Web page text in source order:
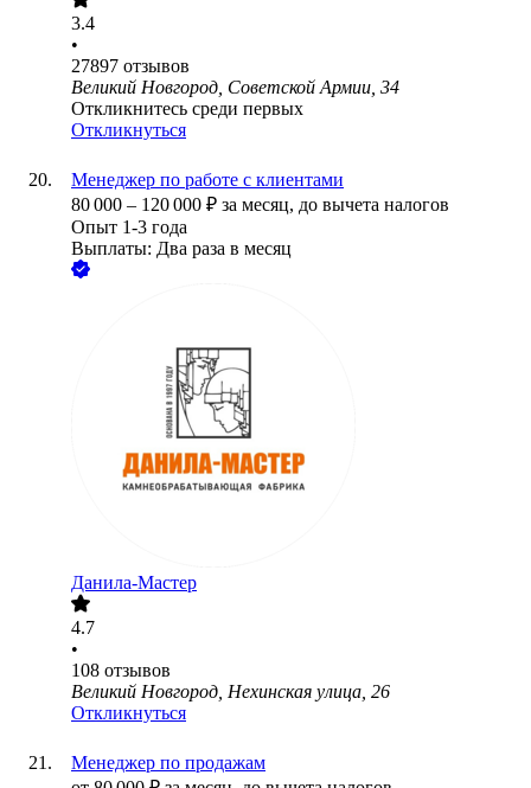
3.4
•
27897 отзывов
Великий Новгород, Советской Армии, 34
Откликнитесь среди первых
Откликнуться
Менеджер по работе с клиентами
80 000 – 120 000 ₽ за месяц, до вычета налогов
Опыт 1-3 года
Выплаты: Два раза в месяц
Данила-Мастер
4.7
•
108 отзывов
Великий Новгород, Нехинская улица, 26
Откликнуться
Менеджер по продажам